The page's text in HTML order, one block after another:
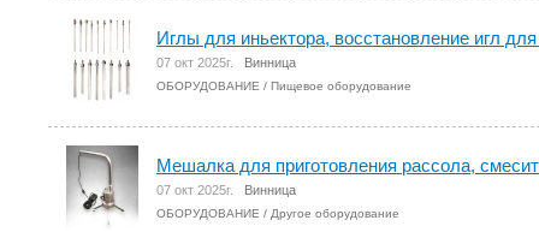
Иглы для иньектора, восстановление игл
07 окт 2025г. Винница
ОБОРУДОВАНИЕ / Пищевое оборудование
Мешалка для приготовления рассола,
07 окт 2025г. Винница
ОБОРУДОВАНИЕ / Другое оборудование